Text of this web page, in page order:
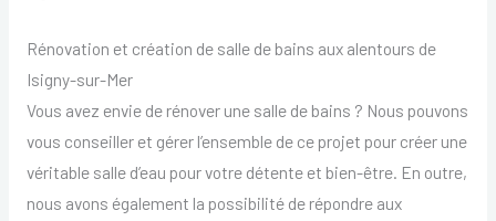
Rénovation et création de salle de bains aux alentours de
Isigny-sur-Mer
Vous avez envie de rénover une salle de bains ? Nous pouvons
vous conseiller et gérer l’ensemble de ce projet pour créer une
véritable salle d’eau pour votre détente et bien-être. En outre,
nous avons également la possibilité de répondre aux